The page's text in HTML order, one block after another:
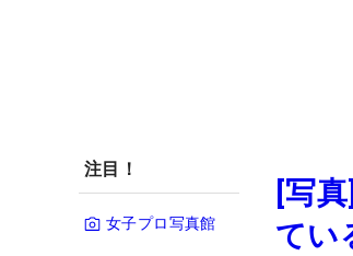
注目！
女子プロ写真館
[写
てい